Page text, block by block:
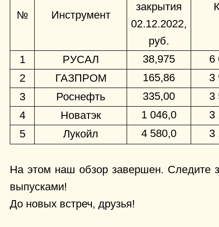
№ Инструмент
закрытия
02.12.2022,
руб.
1 РУСАЛ 38,975
6
2
ГАЗПРОМ 165,86
3
3
Роснефть 335,00
3
4
Новатэк 1 046,0
3
5
Лукойл 4 580,0 3
На этом наш обзор завершен. Следите
выпусками!
До новых встреч, друзья!